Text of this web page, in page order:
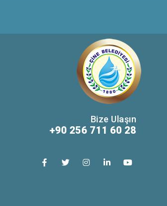
Bize Ulaşın
+90 256 711 60 28